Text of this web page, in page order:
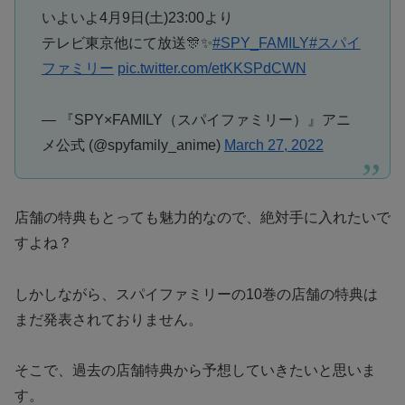
いよいよ4月9日(土)23:00より
テレビ東京他にて放送🎊✨#SPY_FAMILY#スパイ
ファミリー pic.twitter.com/etKKSPdCWN
— 『SPY×FAMILY（スパイファミリー）』アニ
メ公式 (@spyfamily_anime) March 27, 2022
店舗の特典もとっても魅力的なので、絶対手に入れたいで
すよね？
しかしながら、スパイファミリーの10巻の店舗の特典は
まだ発表されておりません。
そこで、過去の店舗特典から予想していきたいと思いま
す。